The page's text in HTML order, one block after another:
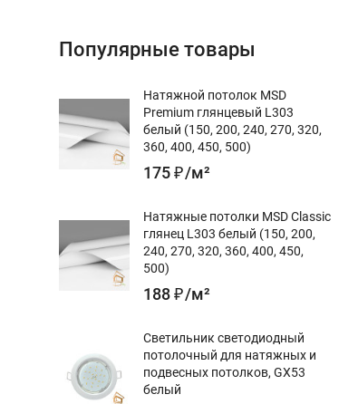
Популярные товары
Натяжной потолок MSD
Premium глянцевый L303
белый (150, 200, 240, 270, 320,
360, 400, 450, 500)
175₽/м²
Натяжные потолки MSD Classic
глянец L303 белый (150, 200,
240, 270, 320, 360, 400, 450,
500)
188₽/м²
Светильник светодиодный
потолочный для натяжных и
подвесных потолков, GX53
белый